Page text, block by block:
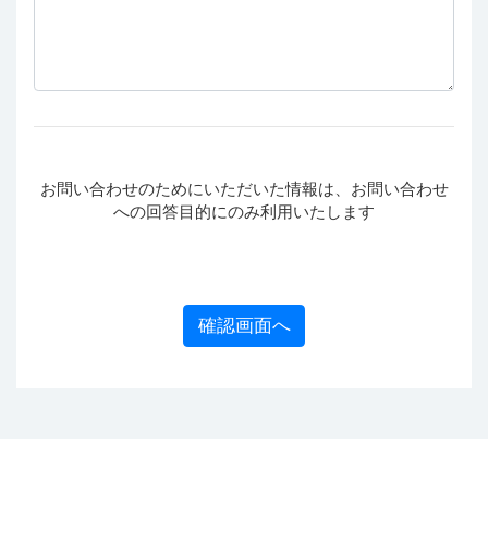
お問い合わせのためにいただいた情報は、お問い合わせ
への回答目的にのみ利用いたします